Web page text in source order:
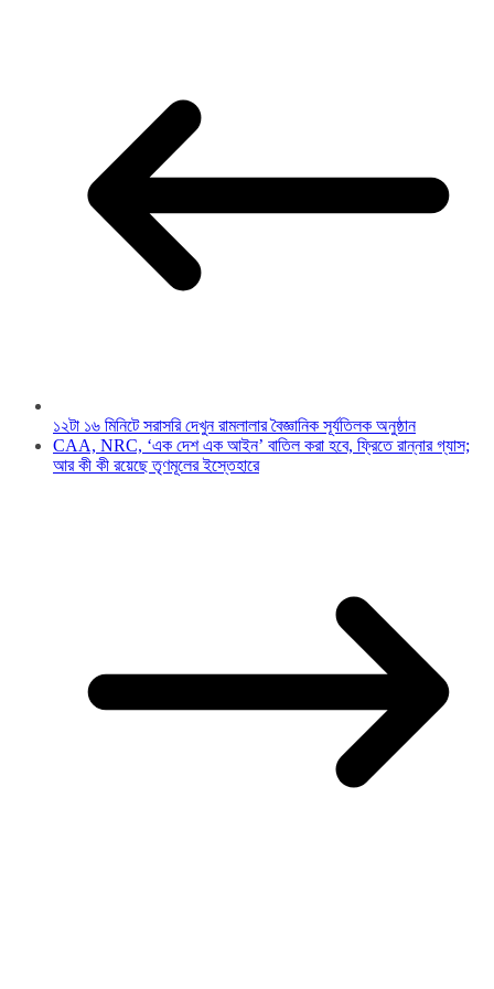
১২টা ১৬ মিনিটে সরাসরি দেখুন রামলালার বৈজ্ঞানিক সূর্যতিলক অনুষ্ঠান
CAA, NRC, ‘এক দেশ এক আইন’ বাতিল করা হবে, ফ্রিতে রান্নার গ্যাস;
আর কী কী রয়েছে তৃণমূলের ইস্তেহারে